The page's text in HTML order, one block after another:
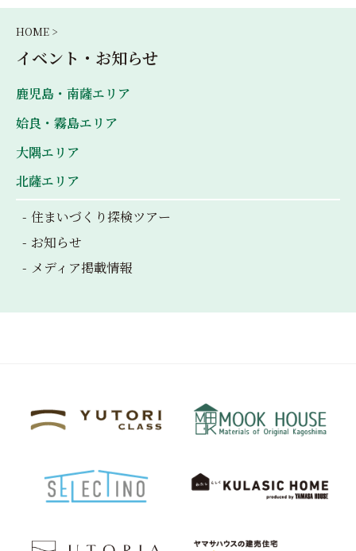
HOME >
イベント・お知らせ
鹿児島・南薩エリア
姶良・霧島エリア
大隅エリア
北薩エリア
住まいづくり探検ツアー
お知らせ
メディア掲載情報